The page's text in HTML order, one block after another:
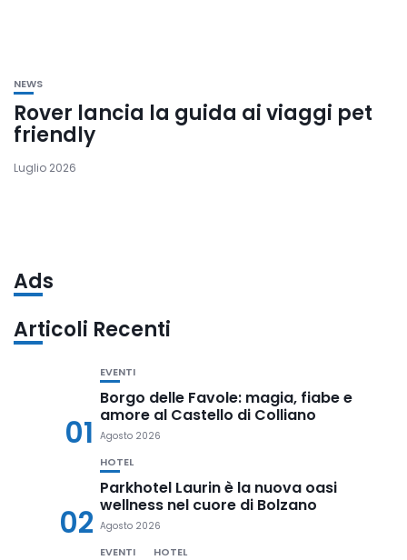
NEWS
Rover lancia la guida ai viaggi pet
friendly
Luglio 2026
Ads
Articoli Recenti
01
EVENTI
Borgo delle Favole: magia, fiabe e
amore al Castello di Colliano
Agosto 2026
02
HOTEL
Parkhotel Laurin è la nuova oasi
wellness nel cuore di Bolzano
Agosto 2026
EVENTI HOTEL